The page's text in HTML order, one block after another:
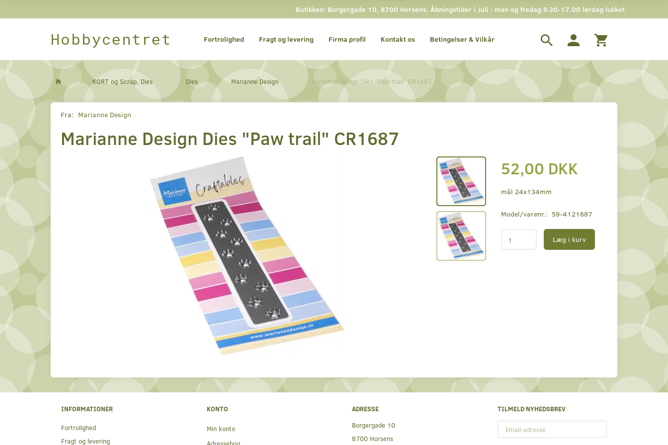
Butikken: Borgergade 10, 8700 Horsens. Åbningstider i Juli : man og fredag 9.30-17.00 lørdag lukket
Hobbycentret Fortrolighed Fragt og levering Firma profil Kontakt os Betingelser & Vilkår
KORT og Scrap, Dies Dies Marianne Design Marianne Design Dies "Paw trail" CR1687
Fra: Marianne Design
Marianne Design Dies "Paw trail" CR1687
52,00 DKK
mål 24x134mm
Model/varenr.: 59-4121687
Læg i kurv
INFORMATIONER
Fortrolighed
Fragt og levering
KONTO
Min konto
Adressebog
ADRESSE
Borgergade 10
8700 Horsens
TILMELD NYHEDSBREV
adresse